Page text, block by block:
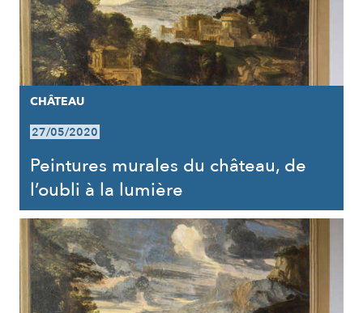
CHÂTEAU
27/05/2020
Peintures murales du château, de
l’oubli à la lumière